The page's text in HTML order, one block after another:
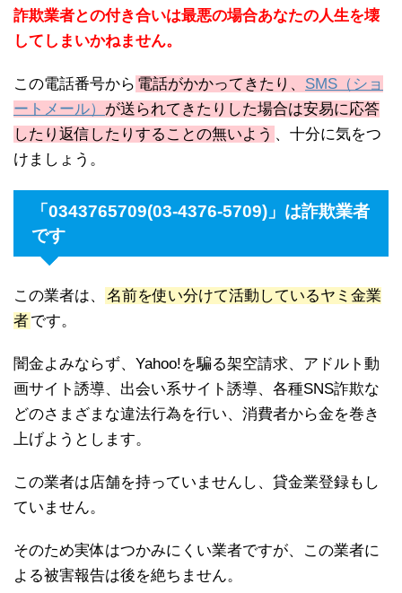
詐欺業者との付き合いは最悪の場合あなたの人生を壊
してしまいかねません。
この電話番号から 電話がかかってきたり、 SMS（ショ
ートメール） が送られてきたりした場合は安易に応答
したり返信したりすることの無いよう 、十分に気をつ
けましょう。
「0343765709(03-4376-5709)」は詐欺業者
です
この業者は、
名前を使い分けて活動しているヤミ金業
者です。
闇金よみならず、Yahoo!を騙る架空請求、アドルト動
画サイト誘導、出会い系サイト誘導、各種SNS詐欺な
どのさまざまな違法行為を行い、消費者から金を巻き
上げようとします。
この業者は店舗を持っていませんし、貸金業登録もし
ていません。
そのため実体はつかみにくい業者ですが、この業者に
よる被害報告は後を絶ちません。